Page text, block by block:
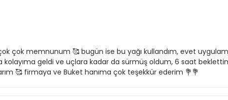
çok memnunum 🥰 bugün ise bu yağı kullandım, evet
geldi ve uçlara kadar da sürmüş oldum, 6 saat beklettim
🥰 firmaya ve Buket hanıma çok teşekkür ederim 💐💐